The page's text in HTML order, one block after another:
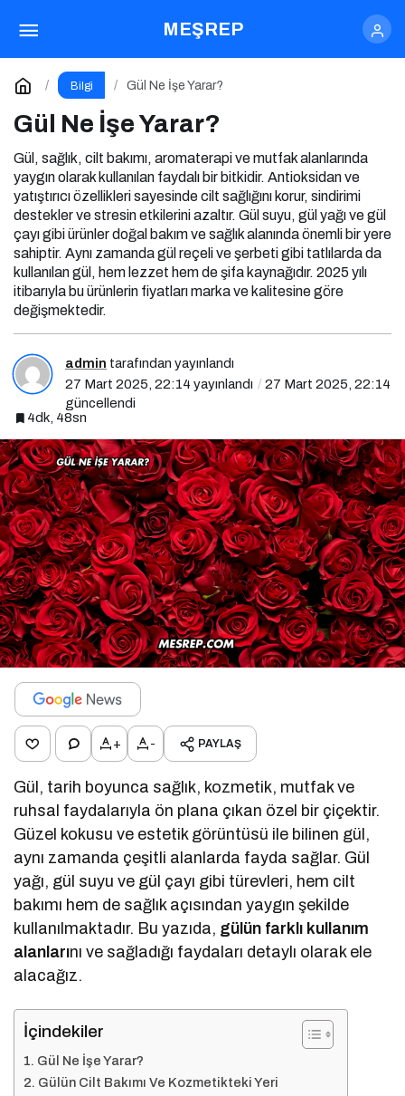
MEŞREP
Bilgi Gül Ne İşe Yarar?
Gül Ne İşe Yarar?
Gül, sağlık, cilt bakımı, aromaterapi ve mutfak alanlarında
yaygın olarak kullanılan faydalı bir bitkidir. Antioksidan ve
yatıştırıcı özellikleri sayesinde cilt sağlığını korur, sindirimi
destekler ve stresin etkilerini azaltır. Gül suyu, gül yağı ve gül
çayı gibi ürünler doğal bakım ve sağlık alanında önemli bir yere
sahiptir. Aynı zamanda gül reçeli ve şerbeti gibi tatlılarda da
kullanılan gül, hem lezzet hem de şifa kaynağıdır. 2025 yılı
itibarıyla bu ürünlerin fiyatları marka ve kalitesine göre
değişmektedir.
admin tarafından yayınlandı
27 Mart 2025, 22:14 yayınlandı
27 Mart 2025, 22:14
güncellendi
4dk, 48sn
+ - PAYLAŞ
Gül, tarih boyunca sağlık, kozmetik, mutfak ve
ruhsal faydalarıyla ön plana çıkan özel bir çiçektir.
Güzel kokusu ve estetik görüntüsü ile bilinen gül,
aynı zamanda çeşitli alanlarda fayda sağlar. Gül
yağı, gül suyu ve gül çayı gibi türevleri, hem cilt
bakımı hem de sağlık açısından yaygın şekilde
kullanılmaktadır. Bu yazıda, gülün farklı kullanım
alanlarını ve sağladığı faydaları detaylı olarak ele
alacağız.
İçindekiler
Gül Ne İşe Yarar?
Gülün Cilt Bakımı Ve Kozmetikteki Yeri
Online Yemek Siparişi Nasıl Verilir?
Yorum Yap